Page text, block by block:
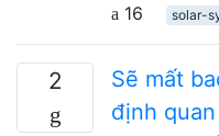
16
solar-
2
Sẽ mất
định